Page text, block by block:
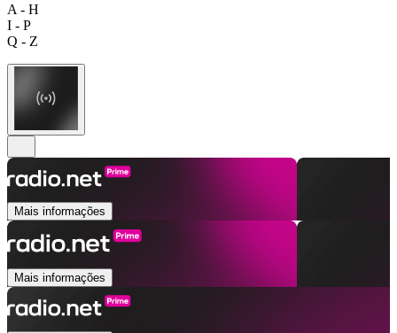
A - H
I - P
Q - Z
Mais informações
Mais informações